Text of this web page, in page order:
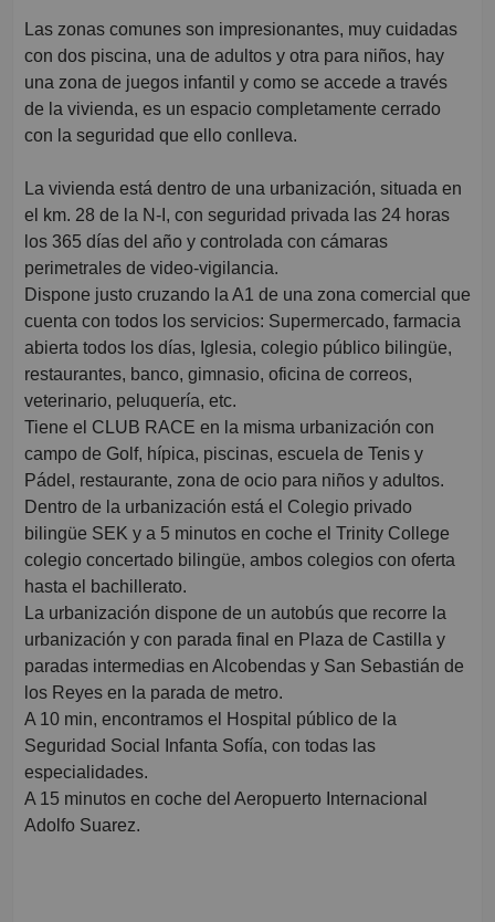
Las zonas comunes son impresionantes, muy cuidadas
con dos piscina, una de adultos y otra para niños, hay
una zona de juegos infantil y como se accede a través
de la vivienda, es un espacio completamente cerrado
con la seguridad que ello conlleva.
La vivienda está dentro de una urbanización, situada en
el km. 28 de la N-I, con seguridad privada las 24 horas
los 365 días del año y controlada con cámaras
perimetrales de video-vigilancia.
Dispone justo cruzando la A1 de una zona comercial que
cuenta con todos los servicios: Supermercado, farmacia
abierta todos los días, Iglesia, colegio público bilingüe,
restaurantes, banco, gimnasio, oficina de correos,
veterinario, peluquería, etc.
Tiene el CLUB RACE en la misma urbanización con
campo de Golf, hípica, piscinas, escuela de Tenis y
Pádel, restaurante, zona de ocio para niños y adultos.
Dentro de la urbanización está el Colegio privado
bilingüe SEK y a 5 minutos en coche el Trinity College
colegio concertado bilingüe, ambos colegios con oferta
hasta el bachillerato.
La urbanización dispone de un autobús que recorre la
urbanización y con parada final en Plaza de Castilla y
paradas intermedias en Alcobendas y San Sebastián de
los Reyes en la parada de metro.
A 10 min, encontramos el Hospital público de la
Seguridad Social Infanta Sofía, con todas las
especialidades.
A 15 minutos en coche del Aeropuerto Internacional
Adolfo Suarez.